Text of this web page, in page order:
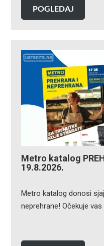
POGLEDAJ
Metro katalog
19.8.2026.
Metro katalog donosi
neprehrane! Očekuje